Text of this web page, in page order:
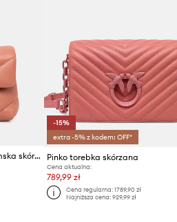
Pinko torebka crossbody damska skórzana
-15%
extra -5% z kodem: OFF*
Pinko torebka skórzana
Cena aktualna:
789,99 zł
Cena regularna: 1789,90 zł
Najniższa cena: 929,99 zł